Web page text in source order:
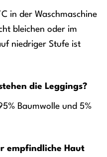
in der Waschmaschine
bleichen oder im
niedriger Stufe ist
die Leggings?
Baumwolle und 5%
empfindliche Haut